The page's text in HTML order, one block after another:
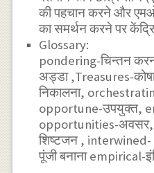
की पहचान करने और
का समर्थन करने पर
Glossary:
pondering-चिन्तन
अड्डा ,Treasures-
निकालना,
opportune-उपयुक्त,
opportunities-
शिष्टजन ,
पूंजी बनाना empirical-